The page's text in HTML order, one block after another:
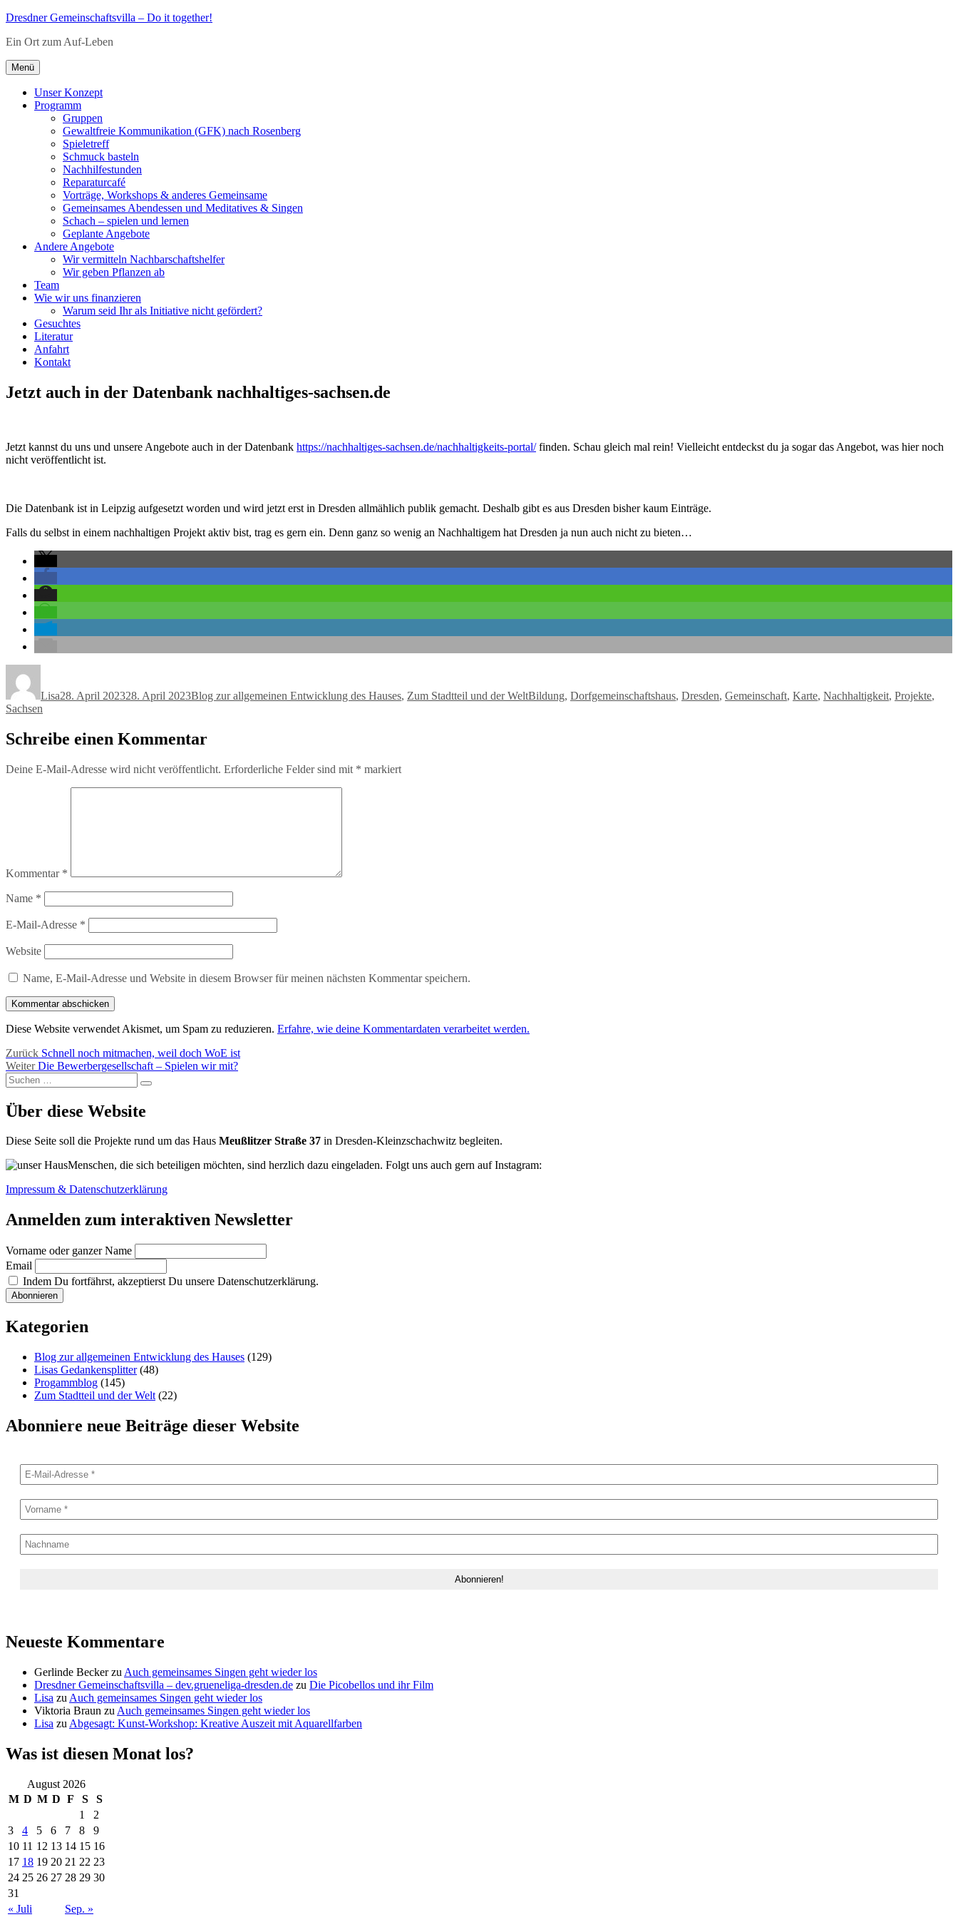
Zum
springen
Dresdner Gemeinschaftsvilla – Do it together!
Ein Ort zum Auf-Leben
Menü
Unser Konzept
Programm
Gruppen
Gewaltfreie Kommunikation (GFK) nach Rosenberg
Spieletreff
Schmuck basteln
Nachhilfestunden
Reparaturcafé
Vorträge, Workshops & anderes Gemeinsame
Gemeinsames Abendessen und Meditatives & Singen
Schach – spielen und lernen
Geplante Angebote
Andere Angebote
Wir vermitteln Nachbarschaftshelfer
Wir geben Pflanzen ab
Team
Wie wir uns finanzieren
Warum seid Ihr als Initiative nicht gefördert?
Gesuchtes
Literatur
Anfahrt
Kontakt
Jetzt auch in der Datenbank nachhaltiges-sachsen.de
Jetzt kannst du uns und unsere Angebote auch in der Datenbank https://nachhaltiges-sachsen.de/nachhaltigkeits-portal/finden. Schau gleich mal rein! Vielleicht entdeckst du ja sogar das Angebot, was hier noch
nicht veröffentlicht ist.
Die Datenbank ist in Leipzig aufgesetzt worden und wird jetzt erst in Dresden allmählich publik gemacht. Deshalb gibt es aus Dresden bisher kaum Einträge.
Falls du selbst in einem nachhaltigen Projekt aktiv bist, trag es gern ein. Denn ganz so wenig an Nachhaltigem hat Dresden ja nun auch nicht zu bieten…
Lisa28. April 202328. April 2023Blog zur allgemeinen Entwicklung des Hauses, Zum Stadtteil und der WeltBildung, Dorfgemeinschaftshaus, Dresden, Gemeinschaft, Karte, Nachhaltigkeit, Projekte,
Sachsen
Schreibe einen Kommentar
Deine E-Mail-Adresse wird nicht veröffentlicht. Erforderliche Felder sind mit * markiert
Kommentar *
Name *
E-Mail-Adresse *
Website
Name, E-Mail-Adresse und Website in diesem Browser für meinen nächsten Kommentar speichern.
Diese Website verwendet Akismet, um Spam zu reduzieren. Erfahre, wie deine Kommentardaten verarbeitet werden.
Beitragsnavigation
Zurück Vorheriger
Beitrag:
Schnell noch mitmachen, weil doch WoE ist
Weiter Nächster
Beitrag:
Die Bewerbergesellschaft – Spielen wir mit?
Suchen
nach:
Suchen
Über diese Website
Diese Seite soll die Projekte rund um das Haus Meußlitzer Straße 37 in Dresden-Kleinzschachwitz begleiten.
Menschen, die sich beteiligen möchten, sind herzlich dazu eingeladen. Folgt uns auch gern auf Instagram:
Impressum & Datenschutzerklärung
Anmelden zum interaktiven Newsletter
Vorname oder ganzer Name
Email
Indem Du fortfährst, akzeptierst Du unsere Datenschutzerklärung.
Kategorien
Blog zur allgemeinen Entwicklung des Hauses (129)
Lisas Gedankensplitter(48)
Progammblog (145)
Zum Stadtteil und der Welt (22)
Abonniere neue Beiträge dieser Website
Neueste Kommentare
Gerlinde Beckerzu Auch gemeinsames Singen geht wieder los
Dresdner Gemeinschaftsvilla – dev.grueneliga-dresden.de zu Die Picobellos und ihr Film
Lisa zu Auch gemeinsames Singen geht wieder los
Viktoria Braun zu Auch gemeinsames Singen geht wieder los
Lisa zu Abgesagt: Kunst-Workshop: Kreative Auszeit mit Aquarellfarben
Was ist diesen Monat los?
August 2026
M D M D F S
S
1
2
3
4 5 6 7 8
9
10 11 12 13 14 15 16
17 18 19 20 21 22 23
24 25 26 27 28 29 30
31
« Juli
Sep. »